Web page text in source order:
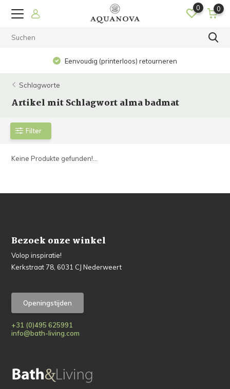
0 0
Eenvoudig (printerloos) retourneren
Schlagworte
Artikel mit Schlagwort alma badmat
Filter
Keine Produkte gefunden!...
Bezoek onze winkel
Volop inspiratie!
Kerkstraat 78, 6031 CJ Nederweert
Openingstijden
+31 (0)495 625991
info@bath-living.com